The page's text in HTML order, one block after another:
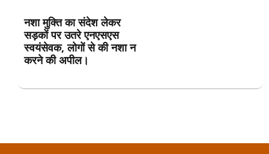
नशा मुक्ति का संदेश लेकर
सड़कों पर उतरे एनएसएस
स्वयंसेवक, लोगों से की नशा न
करने की अपील।